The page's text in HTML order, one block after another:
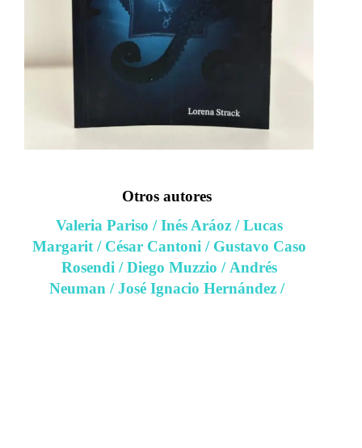
Otros autores
Valeria Pariso /Inés Aráoz/Lucas
Margarit/ César Cantoni/ Gustavo Caso
Rosendi/Diego Muzzio /Andrés
Neuman /José Ignacio Hernández /